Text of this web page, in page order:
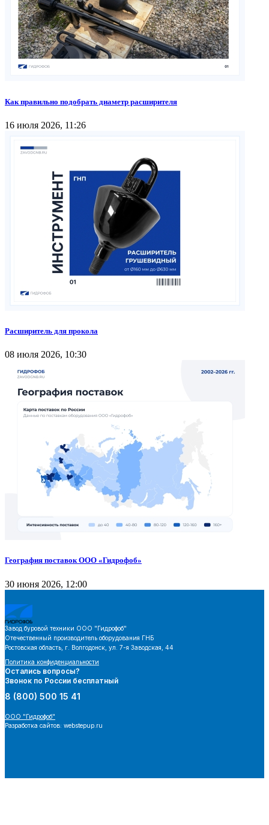
Как правильно подобрать диаметр расширителя
16 июля 2026, 11:26
Расширитель для прокола
08 июля 2026, 10:30
География поставок ООО «Гидрофоб»
30 июня 2026, 12:00
Завод буровой техники ООО "Гидрофоб"
Отечественный производитель оборудования ГНБ
Ростовская область, г. Волгодонск, ул. 7-я Заводская, 44
Политика конфиденциальности
Остались вопросы?
Звонок по России бесплатный
8 (800) 500 15 41
ООО "Гидрофоб"
Разработка сайтов: webstepup.ru